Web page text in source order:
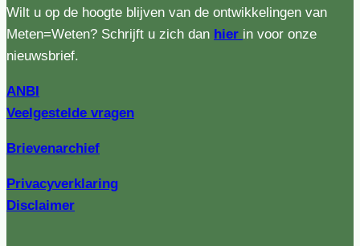
Wilt u op de hoogte blijven van de ontwikkelingen van
Meten=Weten? Schrijft u zich dan hier in voor onze
nieuwsbrief.
ANBI
Veelgestelde vragen
Brievenarchief
Privacyverklaring
Disclaimer